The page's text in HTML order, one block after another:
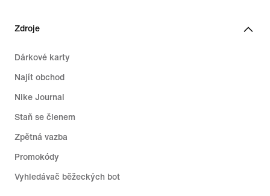
Zdroje
Dárkové karty
Najít obchod
Nike Journal
Staň se členem
Zpětná vazba
Promokódy
Vyhledávač běžeckých bot